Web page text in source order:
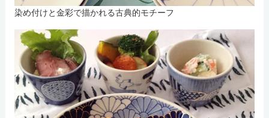
染め付けと金彩で描かれる古典的モチーフ